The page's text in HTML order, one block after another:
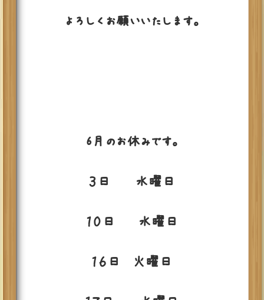
よろしくお願いいたします。
6月のお休みです。
３日 水曜日
１０日 水曜日
１６日 火曜日